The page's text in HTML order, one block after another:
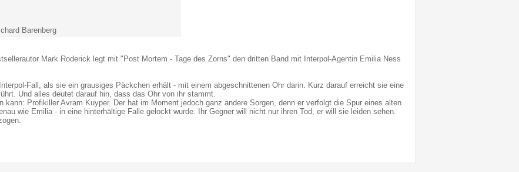
Barenberg
Mark Roderick legt mit "Post Mortem - Tage des Zorns" den dritten Band mit Interpol-Agentin Emilia Ness
Fall, als sie ein grausiges Päckchen erhält - mit einem abgeschnittenen Ohr darin. Kurz darauf erreicht sie eine
Und alles deutet darauf hin, dass das Ohr von ihr stammt.
kann: Profikiller Avram Kuyper. Der hat im Moment jedoch ganz andere Sorgen, denn er verfolgt die Spur eines alten
wie Emilia - in eine hinterhältige Falle gelockt wurde. Ihr Gegner will nicht nur ihren Tod, er will sie leiden sehen.